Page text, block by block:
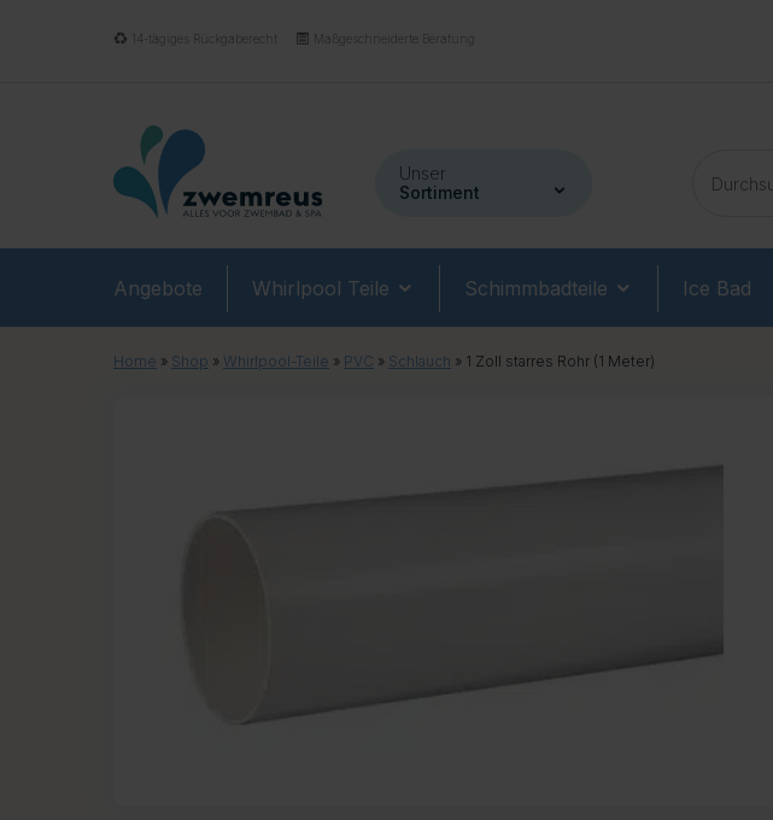
14-tägiges Rückgaberecht Maßgeschneiderte Beratung
Unser
Sortiment
Angebote Whirlpool Teile Schimmbadteile Ice Bad
Home » Shop » Whirlpool-Teile » PVC » Schlauch » 1 Zoll starres Rohr (1 Meter)